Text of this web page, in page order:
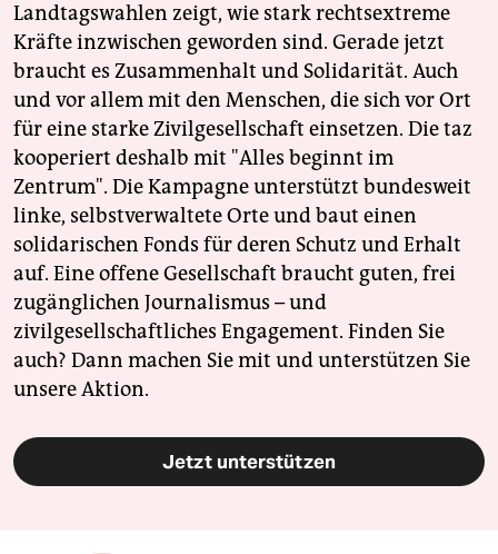
Landtagswahlen zeigt, wie stark rechtsextreme
Kräfte inzwischen geworden sind. Gerade jetzt
braucht es Zusammenhalt und Solidarität. Auch
und vor allem mit den Menschen, die sich vor Ort
für eine starke Zivilgesellschaft einsetzen. Die taz
kooperiert deshalb mit "Alles beginnt im
Zentrum". Die Kampagne unterstützt bundesweit
linke, selbstverwaltete Orte und baut einen
solidarischen Fonds für deren Schutz und Erhalt
auf. Eine offene Gesellschaft braucht guten, frei
zugänglichen Journalismus – und
zivilgesellschaftliches Engagement. Finden Sie
auch? Dann machen Sie mit und unterstützen Sie
unsere Aktion.
Jetzt unterstützen